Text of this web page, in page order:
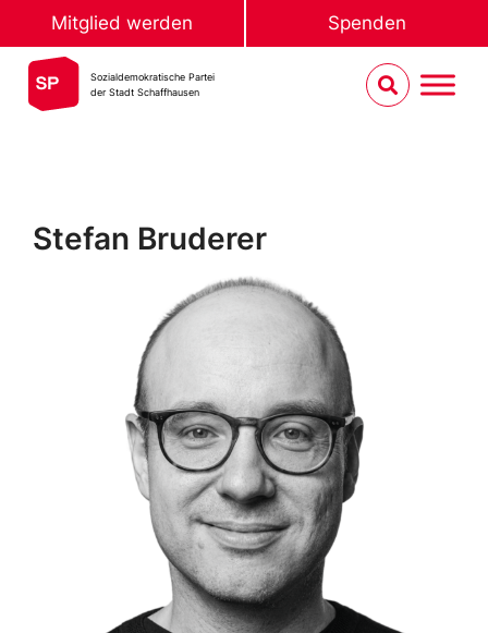
Mitglied werden Spenden
Sozialdemokratische Partei
der Stadt Schaffhausen
Stefan Bruderer